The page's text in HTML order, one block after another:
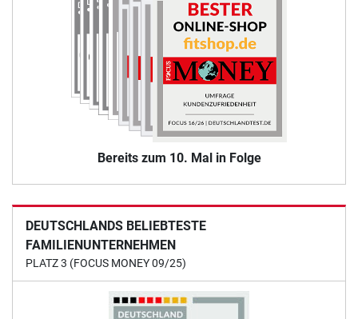
Bereits zum 10. Mal in Folge
DEUTSCHLANDS BELIEBTESTE
FAMILIENUNTERNEHMEN
PLATZ 3 (FOCUS MONEY 09/25)